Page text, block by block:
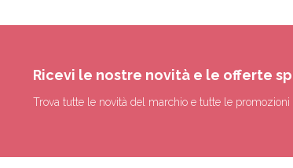
Ricevi le nostre novità e le offerte
Trova tutte le novità del marchio e tutte le promozioni